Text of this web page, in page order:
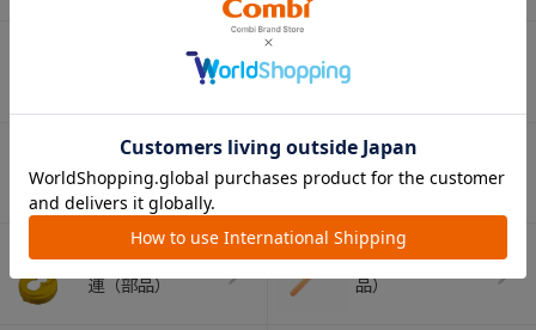
ベビーラック＆チ
ベビーふとん（部
品）
バス・トイレグッ
ズ（部品）
哺乳びん・マグ関
連（部品）
ベビー食器（部
品）